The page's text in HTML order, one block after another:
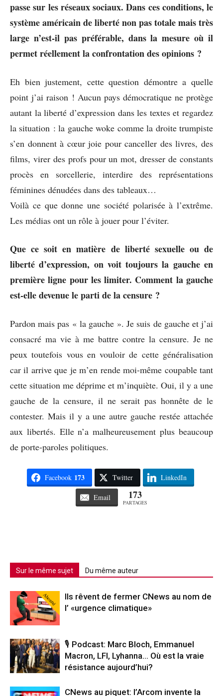
passe sur les réseaux sociaux. Dans ces conditions, le
système américain de liberté non pas totale mais très
large n’est-il pas préférable, dans la mesure où il
permet réellement la confrontation des opinions ?
Eh bien justement, cette question démontre a quelle
point j’ai raison ! Aucun pays démocratique ne protège
autant la liberté d’expression dans les textes et regardez
la situation : la gauche woke comme la droite trumpiste
s’en donnent à cœur joie pour canceller des livres, des
films, virer des profs pour un mot, dresser de constants
procès en sorcellerie, interdire des représentations
féminines dénudées dans des tableaux…
Voilà ce que donne une société polarisée à l’extrême.
Les médias ont un rôle à jouer pour l’éviter.
Que ce soit en matière de liberté sexuelle ou de
liberté d’expression, on voit toujours la gauche en
première ligne pour les limiter. Comment la gauche
est-elle devenue le parti de la censure ?
Pardon mais pas « la gauche ». Je suis de gauche et j’ai
consacré ma vie à me battre contre la censure. Je ne
peux toutefois vous en vouloir de cette généralisation
car il arrive que je m’en rende moi-même coupable tant
cette situation me déprime et m’inquiète. Oui, il y a une
gauche de la censure, il ne serait pas honnête de le
contester. Mais il y a une autre gauche restée attachée
aux libertés. Elle n’a malheureusement plus beaucoup
de porte-paroles politiques.
Facebook 173 Twitter LinkedIn
Email 173
PARTAGES
Sur le même sujet Du même auteur
Abonné
Ils rêvent de fermer CNews au nom de
l’ «urgence climatique»
🎙️ Podcast: Marc Bloch, Emmanuel
Macron, LFI, Lyhanna… Où est la vraie
résistance aujourd’hui?
CNews au piquet: l’Arcom invente la